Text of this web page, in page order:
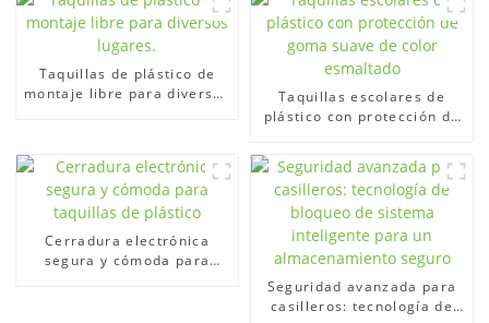
Taquillas de plástico de
montaje libre para diversos
Taquillas escolares de
plástico con protección de
Cerradura electrónica
segura y cómoda para
Seguridad avanzada para
casilleros: tecnología de